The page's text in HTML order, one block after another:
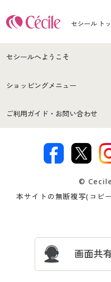
セシール ト
セシールへようこそ
はじめての方へ
セシールご利用規約
著作権・商標について
ショッピングメニュー
商品カテゴリ
プレゼント＆キャンペーン
ご利用ガイド・お問い合わせ
交換・返品は
ついて
©
本サイトの無断複写(コピ
画面共